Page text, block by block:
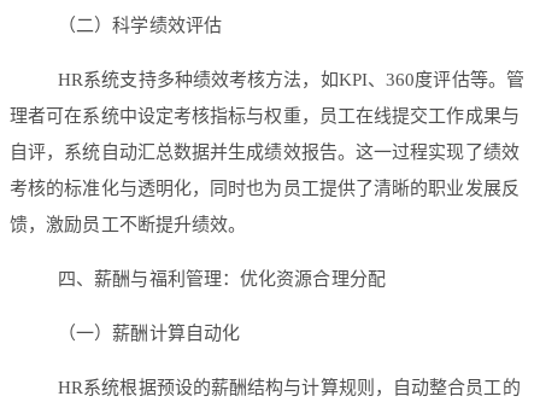
（二）科学绩效评估
HR系统支持多种绩效考核方法，如KPI、360度评估等。管
理者可在系统中设定考核指标与权重，员工在线提交工作成果与
自评，系统自动汇总数据并生成绩效报告。这一过程实现了绩效
考核的标准化与透明化，同时也为员工提供了清晰的职业发展反
馈，激励员工不断提升绩效。
四、薪酬与福利管理：优化资源合理分配
（一）薪酬计算自动化
HR系统根据预设的薪酬结构与计算规则，自动整合员工的